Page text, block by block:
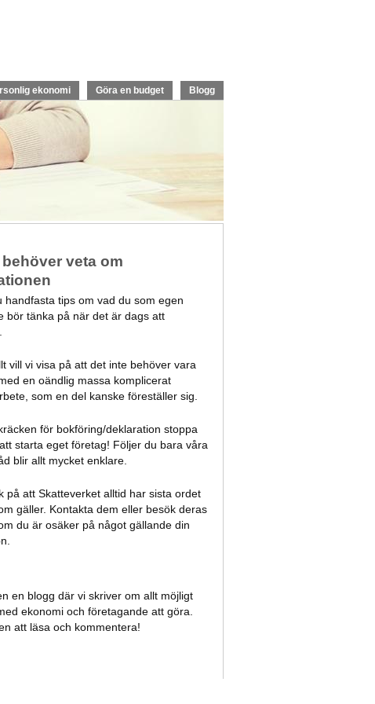
ekonomi Göra en budget Blogg
veta om
handfasta tips om vad du som egen
bör tänka på när det är dags att
vill vi visa på att det inte behöver vara
en oändlig massa komplicerat
som en del kanske föreställer sig.
för bokföring/deklaration stoppa
starta eget företag! Följer du bara våra
blir allt mycket enklare.
på att Skatteverket alltid har sista ordet
gäller. Kontakta dem eller besök deras
du är osäker på något gällande din
en blogg där vi skriver om allt möjligt
ekonomi och företagande att göra.
att läsa och kommentera!